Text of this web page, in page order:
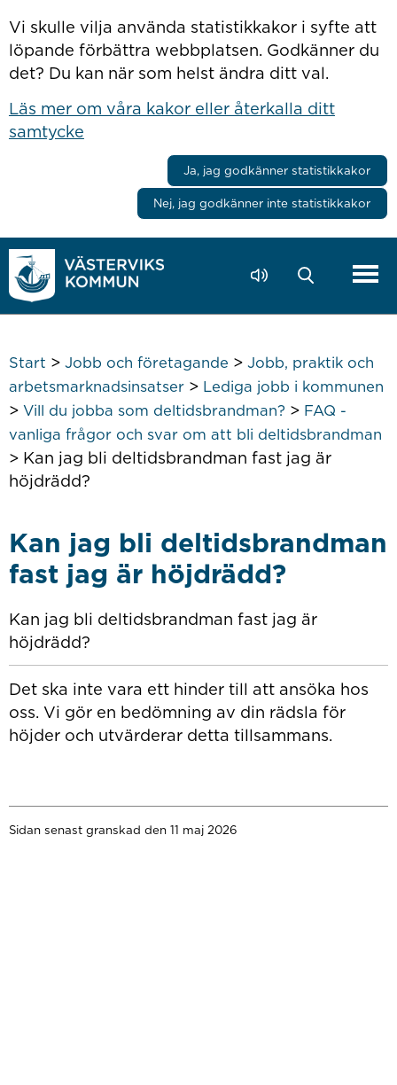
Vi skulle vilja använda statistikkakor i syfte att
löpande förbättra webbplatsen. Godkänner du
det? Du kan när som helst ändra ditt val.
Läs mer om våra kakor eller återkalla ditt
samtycke
Ja, jag godkänner statistikkakor
Nej, jag godkänner inte statistikkakor
Start > Jobb och företagande > Jobb, praktik och
arbetsmarknadsinsatser> Lediga jobb i kommunen
> Vill du jobba som deltidsbrandman? > FAQ -
vanliga frågor och svar om att bli deltidsbrandman
> Kan jag bli deltidsbrandman fast jag är
höjdrädd?
Kan jag bli deltidsbrandman
fast jag är höjdrädd?
Kan jag bli deltidsbrandman fast jag är
höjdrädd?
Det ska inte vara ett hinder till att ansöka hos
oss. Vi gör en bedömning av din rädsla för
höjder och utvärderar detta tillsammans.
Sidan senast granskad den 11 maj 2026